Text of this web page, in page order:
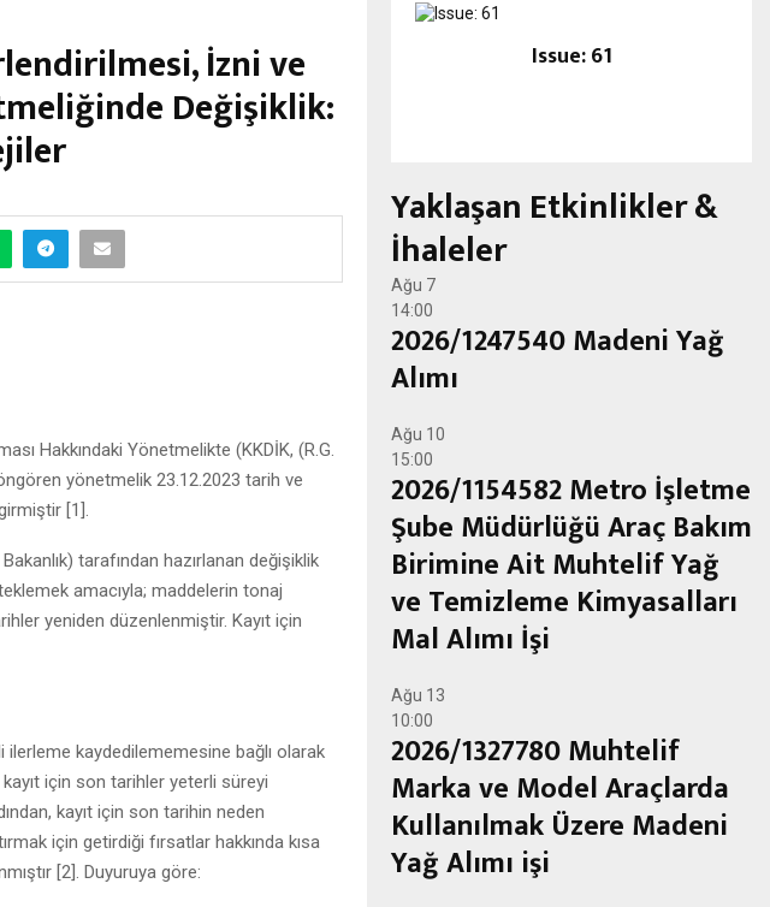
İzni ve
Değişiklik:
Hakkındaki Yönetmelikte (KKDİK, (R.G.
yönetmelik 23.12.2023 tarih ve
[1].
tarafından hazırlanan değişiklik
amacıyla; maddelerin tonaj
yeniden düzenlenmiştir. Kayıt için
kaydedilememesine bağlı olarak
için son tarihler yeterli süreyi
kayıt için son tarihin neden
için getirdiği fırsatlar hakkında kısa
[2]. Duyuruya göre:
Issue: 61
Yaklaşan Etkinlikler &
İhaleler
Ağu 7
14:00
2026/1247540 Madeni Yağ
Alımı
Ağu 10
15:00
2026/1154582 Metro İşletme
Şube Müdürlüğü Araç Bakım
Birimine Ait Muhtelif Yağ
ve Temizleme Kimyasalları
Mal Alımı İşi
Ağu 13
10:00
2026/1327780 Muhtelif
Marka ve Model Araçlarda
Kullanılmak Üzere Madeni
Yağ Alımı işi